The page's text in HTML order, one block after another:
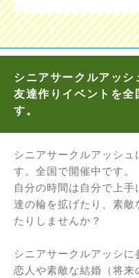
シニアサークルアッシ
友達作りイベントを全
す。
シニアサークルアッシュ
す。全国で開催中です。
自分の時間は自分で上
達の輪を拡げたり、素
たりしませんか？
シニアサークルアッシ
恋人や素敵な結婚（将来